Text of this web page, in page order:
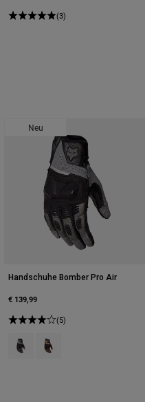
(3)
Neu
Handschuhe Bomber Pro Air
€ 139,99
(5)
Product swatch type of
Product swatch type of